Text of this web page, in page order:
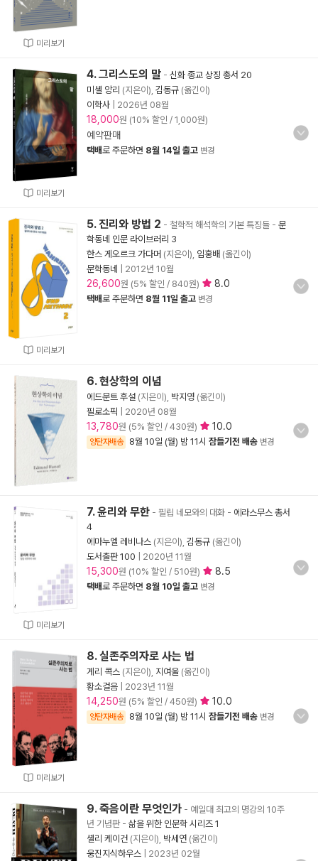
미리보기
미리보기
4. 그리스도의 말 - 신화 종교 상징 총서 20
미셸 앙리 (지은이), 김동규 (옮긴이)
이학사
2026년 08월
18,000원 (10% 할인 / 1,000원)
예약판매
택배로 주문하면 8월 14일 출고 변경
미리보기
5. 진리와 방법 2 - 철학적 해석학의 기본 특징들 - 문
학동네 인문 라이브러리 3
한스 게오르크 가다머 (지은이), 임홍배 (옮긴이)
문학동네
2012년 10월
26,600원 (5% 할인 / 840원) 8.0
택배로 주문하면 8월 11일 출고 변경
6. 현상학의 이념
에드문트 후설 (지은이), 박지영 (옮긴이)
필로소픽
2020년 08월
13,780원 (5% 할인 / 430원) 10.0
양탄자배송 8월 10일 (월) 밤 11시 잠들기전 배송 변경
미리보기
7. 윤리와 무한 - 필립 네모와의 대화 - 에라스무스 총서
4
에마누엘 레비나스 (지은이), 김동규 (옮긴이)
도서출판 100
2020년 11월
15,300원 (10% 할인 / 510원) 8.5
택배로 주문하면 8월 10일 출고 변경
미리보기
8. 실존주의자로 사는 법
게리 콕스 (지은이), 지여울 (옮긴이)
황소걸음
2023년 11월
14,250원 (5% 할인 / 450원) 10.0
양탄자배송 8월 10일 (월) 밤 11시 잠들기전 배송 변경
9. 죽음이란 무엇인가 - 예일대 최고의 명강의 10주
년 기념판- 삶을 위한 인문학 시리즈 1
셸리 케이건 (지은이), 박세연 (옮긴이)
웅진지식하우스
2023년 02월